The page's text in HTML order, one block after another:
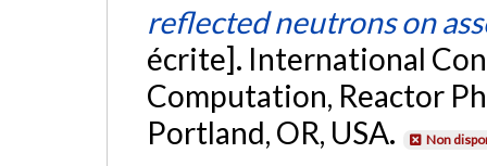
reflected neutrons on
écrite]. International
Computation, Reactor
Portland, OR, USA.
Non